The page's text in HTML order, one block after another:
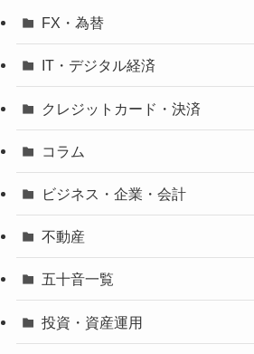
FX・為替
IT・デジタル経済
クレジットカード・決済
コラム
ビジネス・企業・会計
不動産
五十音一覧
投資・資産運用